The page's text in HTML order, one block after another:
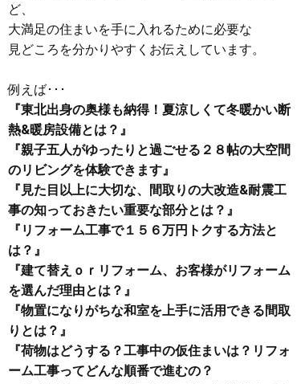
ど、
大満足の住まいを手に入れるために必要な
見どころを分かりやすくお伝えしています。
例えば･･･
『東北出身の奥様も納得！夏涼しくて冬暖かい断
熱&暖房設備とは？』
『親子五人がゆったりと過ごせる２８帖の大空間
のリビングを体験できます』
『見た目以上に大切な、間取りの大改造&耐震工
事の知っておきたい重要な部分とは？』
『リフォーム工事で１５６万円トクする方法と
は？』
『建て替えｏｒリフォーム、お客様がリフォーム
を選んだ理由とは？』
『物置になりがちな和室を上手に活用できる間取
りとは？』
『荷物はどうする？工事中の仮住まいは？リフォ
ーム工事ってどんな順番で進むの？